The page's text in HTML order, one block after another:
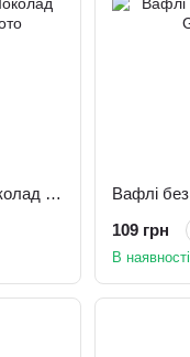
Печиво без цукру зі смаком Шоколад “VELN”/ “Велн”, 40 г
109 грн
В наявності